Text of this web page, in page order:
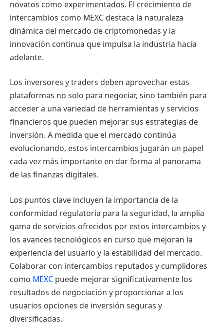
novatos como experimentados. El crecimiento de
intercambios como MEXC destaca la naturaleza
dinámica del mercado de criptomonedas y la
innovación continua que impulsa la industria hacia
adelante.
Los inversores y traders deben aprovechar estas
plataformas no solo para negociar, sino también para
acceder a una variedad de herramientas y servicios
financieros que pueden mejorar sus estrategias de
inversión. A medida que el mercado continúa
evolucionando, estos intercambios jugarán un papel
cada vez más importante en dar forma al panorama
de las finanzas digitales.
Los puntos clave incluyen la importancia de la
conformidad regulatoria para la seguridad, la amplia
gama de servicios ofrecidos por estos intercambios y
los avances tecnológicos en curso que mejoran la
experiencia del usuario y la estabilidad del mercado.
Colaborar con intercambios reputados y cumplidores
como MEXC puede mejorar significativamente los
resultados de negociación y proporcionar a los
usuarios opciones de inversión seguras y
diversificadas.